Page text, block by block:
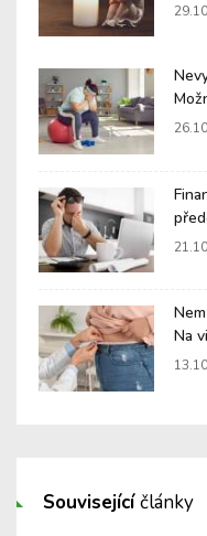
Na
Souvisejícíčlánky